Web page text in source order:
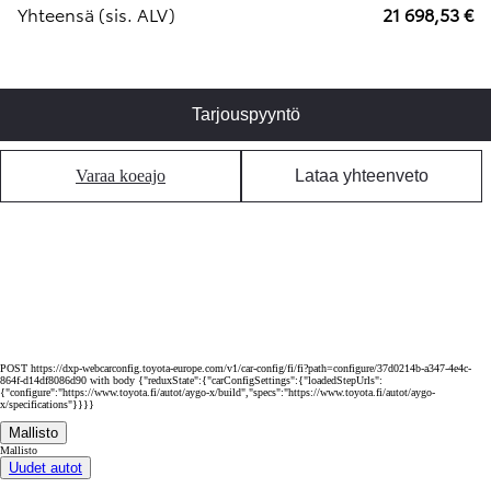
Yhteensä (sis. ALV) 21 698,53 €
Tarjouspyyntö
Varaa koeajo Lataa yhteenveto
POST https://dxp-webcarconfig.toyota-europe.com/v1/car-config/fi/fi?path=configure/37d0214b-a347-4e4c-
864f-d14df8086d90 with body {"reduxState":{"carConfigSettings":{"loadedStepUrls":
{"configure":"https://www.toyota.fi/autot/aygo-x/build","specs":"https://www.toyota.fi/autot/aygo-
x/specifications"}}}}
Mallisto
Mallisto
Uudet autot